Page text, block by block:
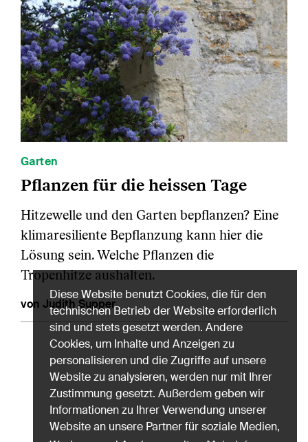
Garten
Pflanzen für die heissen Tage
Hitzewelle und den Garten bepflanzen? Eine
klimaresiliente Bepflanzung kann hier die
Lösung sein. Welche Pflanzen die
Tropenhitze aushalten.
von Judith Supper
Diese Website benutzt Cookies, die für den
technischen Betrieb der Website erforderlich
sind und stets gesetzt werden. Andere
Cookies, um Inhalte und Anzeigen zu
personalisieren und die Zugriffe auf unsere
Website zu analysieren, werden nur mit Ihrer
Zustimmung gesetzt. Außerdem geben wir
Informationen zu Ihrer Verwendung unserer
Website an unsere Partner für soziale Medien,